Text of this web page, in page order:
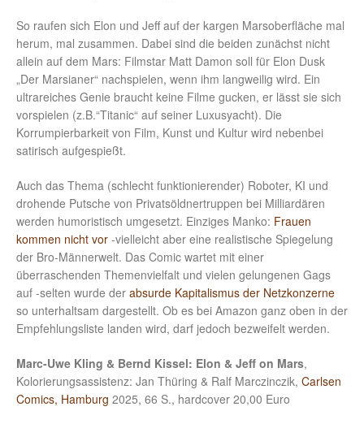
So raufen sich Elon und Jeff auf der kargen Marsoberfläche mal
herum, mal zusammen. Dabei sind die beiden zunächst nicht
allein auf dem Mars: Filmstar Matt Damon soll für Elon Dusk
„Der Marsianer“ nachspielen, wenn ihm langweilig wird. Ein
ultrareiches Genie braucht keine Filme gucken, er lässt sie sich
vorspielen (z.B.“Titanic“ auf seiner Luxusyacht). Die
Korrumpierbarkeit von Film, Kunst und Kultur wird nebenbei
satirisch aufgespießt.
Auch das Thema (schlecht funktionierender) Roboter, KI und
drohende Putsche von Privatsöldnertruppen bei Milliardären
werden humoristisch umgesetzt. Einziges Manko: Frauen
kommen nicht vor -vielleicht aber eine realistische Spiegelung
der Bro-Männerwelt. Das Comic wartet mit einer
überraschenden Themenvielfalt und vielen gelungenen Gags
auf -selten wurde der absurde Kapitalismus der Netzkonzerne
so unterhaltsam dargestellt. Ob es bei Amazon ganz oben in der
Empfehlungsliste landen wird, darf jedoch bezweifelt werden.
Marc-Uwe Kling & Bernd Kissel: Elon & Jeff on Mars,
Kolorierungsassistenz: Jan Thüring & Ralf Marczinczik, Carlsen
Comics, Hamburg 2025, 66 S., hardcover 20,00 Euro